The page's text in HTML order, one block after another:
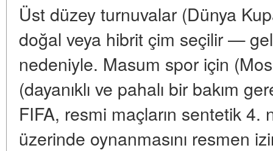
Üst düzey turnuvalar (Dünya
doğal veya hibrit çim seçilir —
nedeniyle. Masum spor için
(dayanıklı ve pahalı bir bakım
FIFA, resmi maçların sentetik 4.
üzerinde oynanmasını resmen